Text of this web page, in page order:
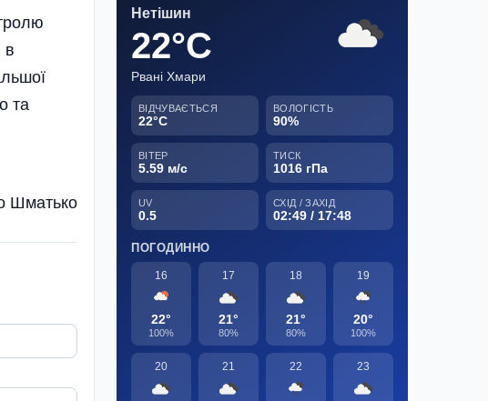
в
та
Шматько
Нетішин
22°C
Рвані Хмари
ВІДЧУВАЄТЬСЯ
22°C
ВОЛОГІСТЬ
90%
ВІТЕР
5.59 м/с
ТИСК
1016 гПа
UV
0.5
СХІД / ЗАХІД
02:49 / 17:48
ПОГОДИННО
16
22°
100%
17
21°
80%
18
21°
80%
19
20°
100%
20 21 22 23